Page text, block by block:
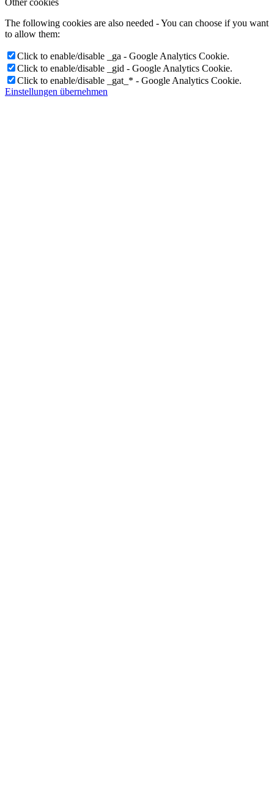
Other cookies
The following cookies are also needed - You can choose if you want
to allow them:
Click to enable/disable _ga - Google Analytics Cookie.
Click to enable/disable _gid - Google Analytics Cookie.
Click to enable/disable _gat_* - Google Analytics Cookie.
Einstellungen übernehmen